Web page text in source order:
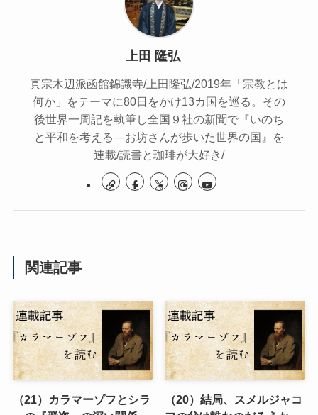
上田 隆弘
真宗木辺派函館錦識寺/上田隆弘/2019年「宗教とは
何か」をテーマに80日をかけ13カ国を巡る。その
後世界一周記を執筆し全国９社の新聞で『いのち
と平和を考える―お坊さんが歩いた世界の国』を
連載/読書と珈琲が大好き/
関連記事
（21）カラマーゾフとシラ
（20）結局、スメルジャコ